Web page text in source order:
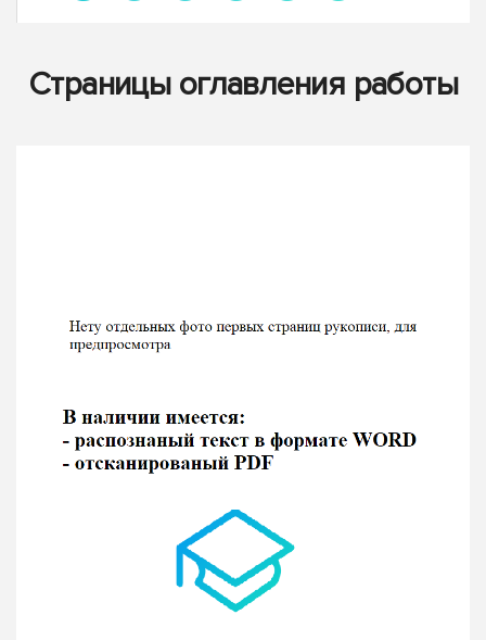
Страницы оглавления работы